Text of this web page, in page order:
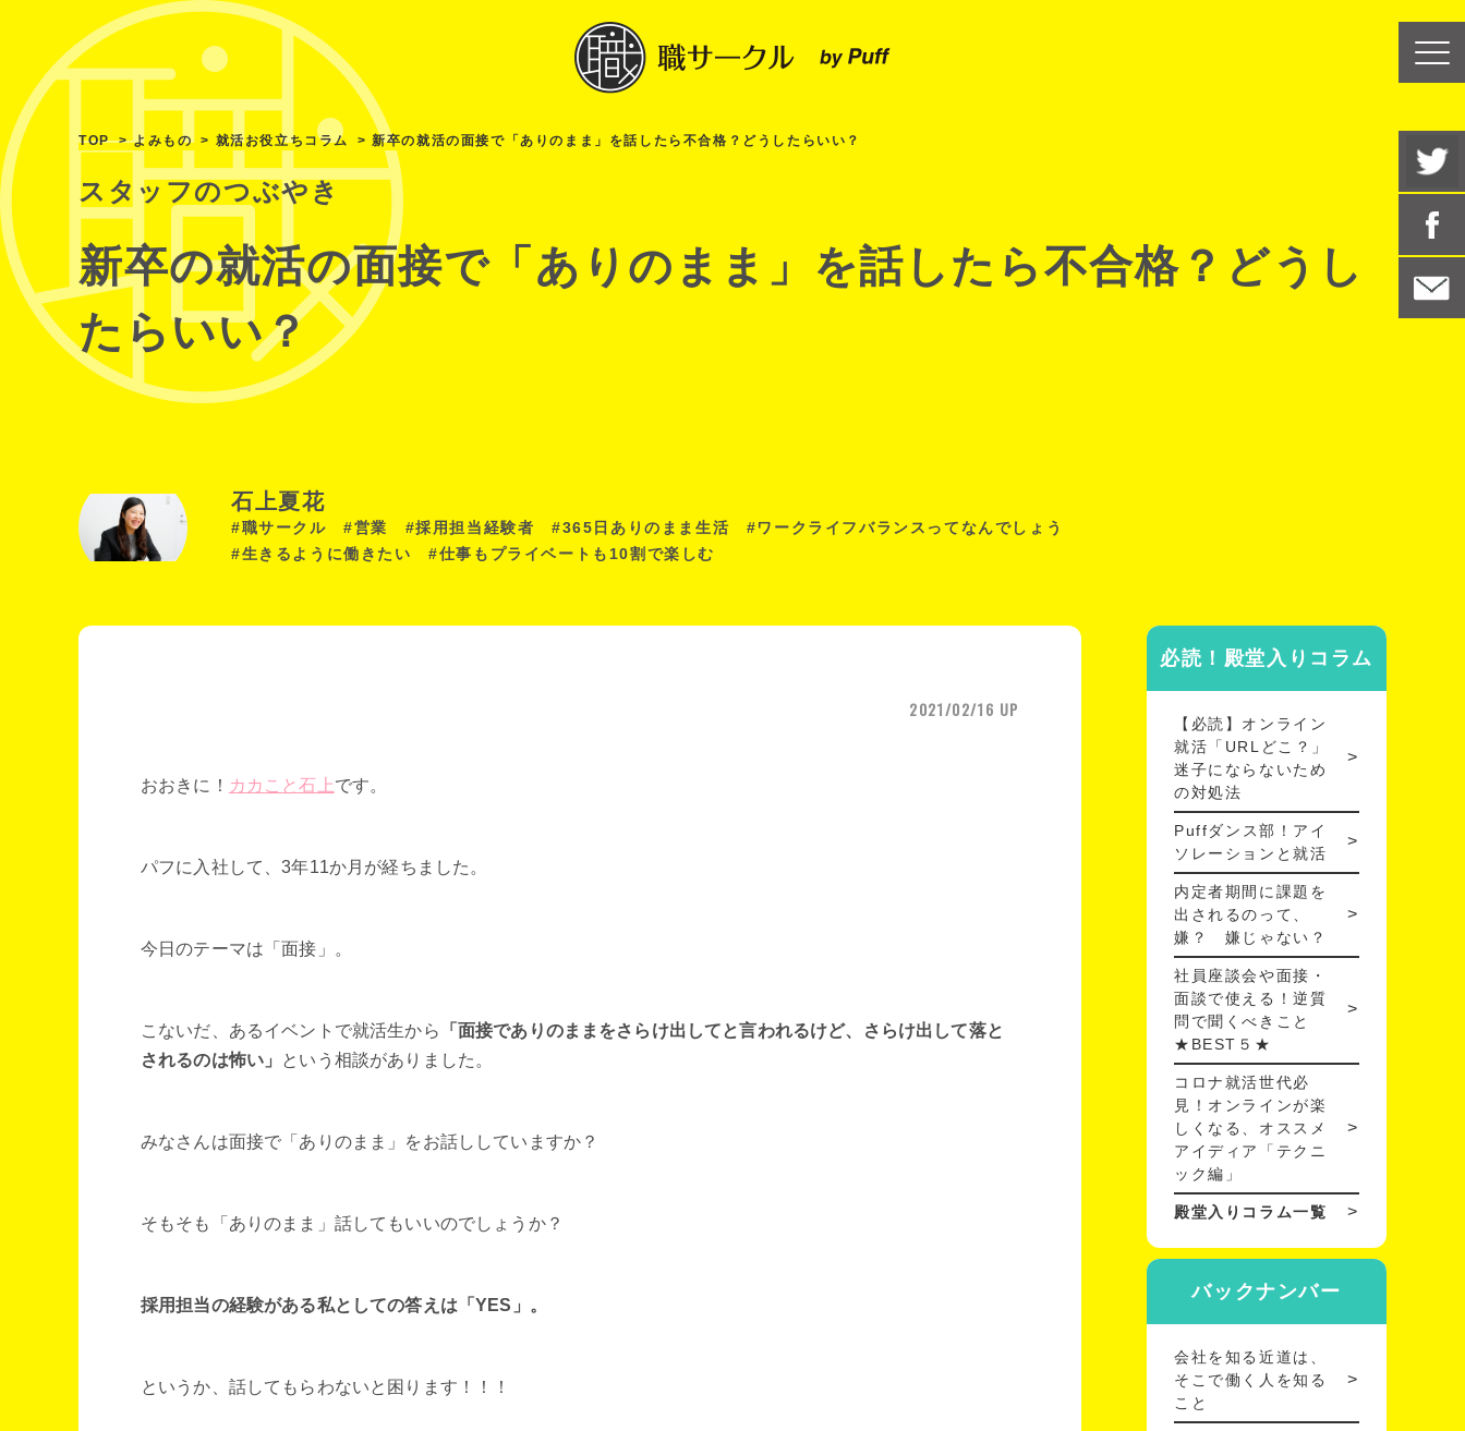
TOP よみもの 就活お役立ちコラム 新卒の就活の面接で「ありのまま」を話したら不合格？どうしたらいい？
スタッフのつぶやき
新卒の就活の面接で「ありのまま」を話したら不合格？どうし
たらいい？
石上夏花
#職サークル #営業 #採用担当経験者 #365日ありのまま生活 #ワークライフバランスってなんでしょう
#生きるように働きたい #仕事もプライベートも10割で楽しむ
2021/02/16 UP
おおきに！ カカこと石上です。
パフに入社して、3年11か月が経ちました。
今日のテーマは「面接」。
こないだ、あるイベントで就活生から
「面接でありのままをさらけ出してと言われるけど、さらけ出して落と
されるのは怖い」
という相談がありました。
みなさんは面接で「ありのまま」をお話ししていますか？
そもそも「ありのまま」話してもいいのでしょうか？
採用担当の経験がある私としての答えは「YES」。
というか、話してもらわないと困ります！！！
必読！殿堂入りコラム
【必読】オンライン
就活「URLどこ？」
迷子にならないため
の対処法
Puffダンス部！アイ
ソレーションと就活
内定者期間に課題を
出されるのって、
嫌？ 嫌じゃない？
社員座談会や面接・
面談で使える！逆質
問で聞くべきこと
★BEST５★
コロナ就活世代必
見！オンラインが楽
しくなる、オススメ
アイディア「テクニ
ック編」
殿堂入りコラム一覧
バックナンバー
会社を知る近道は、
そこで働く人を知る
こと